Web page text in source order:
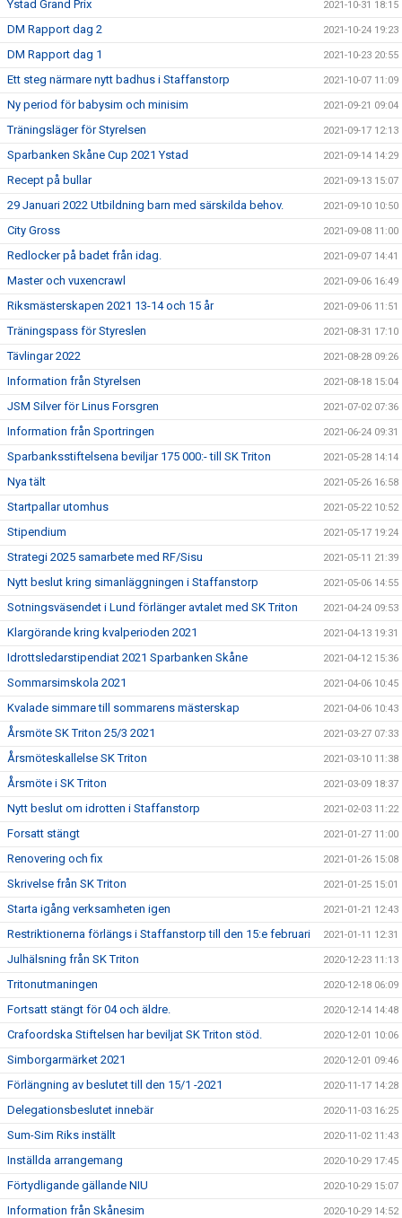
Ystad Grand Prix 2021-10-31 18:15
DM Rapport dag 2 2021-10-24 19:23
DM Rapport dag 1 2021-10-23 20:55
Ett steg närmare nytt badhus i Staffanstorp 2021-10-07 11:09
Ny period för babysim och minisim 2021-09-21 09:04
Träningsläger för Styrelsen 2021-09-17 12:13
Sparbanken Skåne Cup 2021 Ystad 2021-09-14 14:29
Recept på bullar 2021-09-13 15:07
29 Januari 2022 Utbildning barn med särskilda behov. 2021-09-10 10:50
City Gross 2021-09-08 11:00
Redlocker på badet från idag. 2021-09-07 14:41
Master och vuxencrawl 2021-09-06 16:49
Riksmästerskapen 2021 13-14 och 15 år 2021-09-06 11:51
Träningspass för Styreslen 2021-08-31 17:10
Tävlingar 2022 2021-08-28 09:26
Information från Styrelsen 2021-08-18 15:04
JSM Silver för Linus Forsgren 2021-07-02 07:36
Information från Sportringen 2021-06-24 09:31
Sparbanksstiftelsena beviljar 175 000:- till SK Triton 2021-05-28 14:14
Nya tält 2021-05-26 16:58
Startpallar utomhus 2021-05-22 10:52
Stipendium 2021-05-17 19:24
Strategi 2025 samarbete med RF/Sisu 2021-05-11 21:39
Nytt beslut kring simanläggningen i Staffanstorp 2021-05-06 14:55
Sotningsväsendet i Lund förlänger avtalet med SK Triton 2021-04-24 09:53
Klargörande kring kvalperioden 2021 2021-04-13 19:31
Idrottsledarstipendiat 2021 Sparbanken Skåne 2021-04-12 15:36
Sommarsimskola 2021 2021-04-06 10:45
Kvalade simmare till sommarens mästerskap 2021-04-06 10:43
Årsmöte SK Triton 25/3 2021 2021-03-27 07:33
Årsmöteskallelse SK Triton 2021-03-10 11:38
Årsmöte i SK Triton 2021-03-09 18:37
Nytt beslut om idrotten i Staffanstorp 2021-02-03 11:22
Forsatt stängt 2021-01-27 11:00
Renovering och fix 2021-01-26 15:08
Skrivelse från SK Triton 2021-01-25 15:01
Starta igång verksamheten igen 2021-01-21 12:43
Restriktionerna förlängs i Staffanstorp till den 15:e februari 2021-01-11 12:31
Julhälsning från SK Triton 2020-12-23 11:13
Tritonutmaningen 2020-12-18 06:09
Fortsatt stängt för 04 och äldre. 2020-12-14 14:48
Crafoordska Stiftelsen har beviljat SK Triton stöd. 2020-12-01 10:06
Simborgarmärket 2021 2020-12-01 09:46
Förlängning av beslutet till den 15/1 -2021 2020-11-17 14:28
Delegationsbeslutet innebär 2020-11-03 16:25
Sum-Sim Riks inställt 2020-11-02 11:43
Inställda arrangemang 2020-10-29 17:45
Förtydligande gällande NIU 2020-10-29 15:07
Information från Skånesim 2020-10-29 14:52